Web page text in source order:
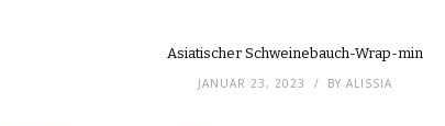
Asiatischer Schweinebauch-Wrap-min
JANUAR 23, 2023 BY ALISSIA